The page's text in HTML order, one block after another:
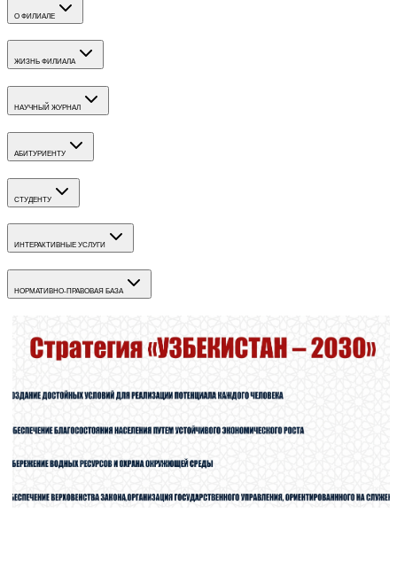
О ФИЛИАЛЕ
ЖИЗНЬ ФИЛИАЛА
НАУЧНЫЙ ЖУРНАЛ
АБИТУРИЕНТУ
СТУДЕНТУ
ИНТЕРАКТИВНЫЕ УСЛУГИ
НОРМАТИВНО-ПРАВОВАЯ БАЗА